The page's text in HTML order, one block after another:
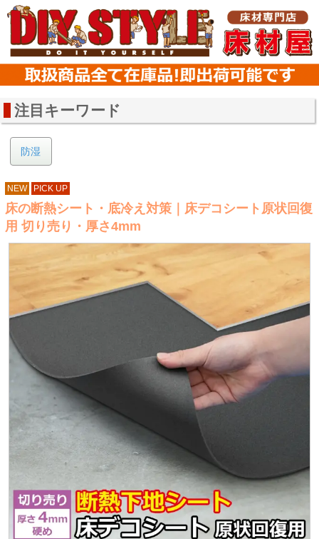
注目キーワード
防湿
NEW PICK UP
床の断熱シート・底冷え対策｜床デコシート原状回復
用 切り売り・厚さ4mm